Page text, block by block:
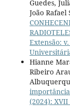
Guedes,
João
Extensão:
Hianne
Ribeiro
importância
(2024):